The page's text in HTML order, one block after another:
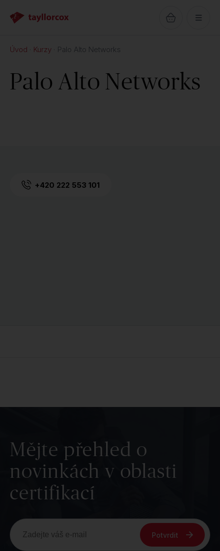
Úvod Kurzy Palo Alto Networks
Palo Alto Networks
+420 222 553 101
Mějte přehled o
novinkách v oblasti
certifikací
Potvrdit